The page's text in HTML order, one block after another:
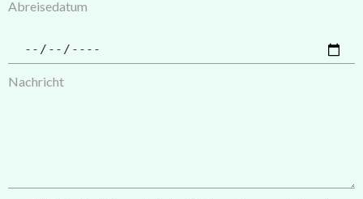
Abreisedatum
Nachricht